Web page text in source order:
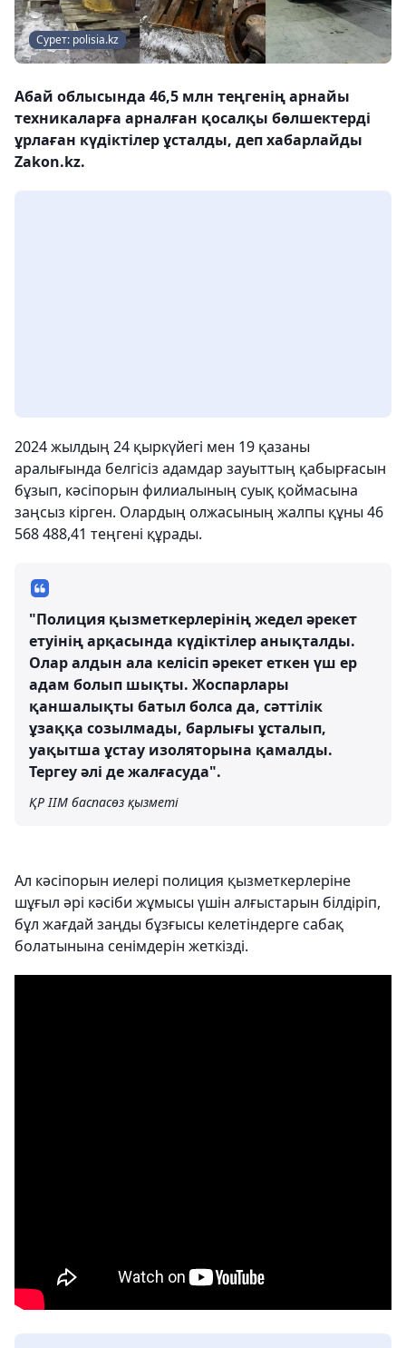
Сурет: polisia.kz
Абай облысында 46,5 млн теңгенің арнайы
техникаларға арналған қосалқы бөлшектерді
ұрлаған күдіктілер ұсталды, деп хабарлайды
Zakon.kz.
2024 жылдың 24 қыркүйегі мен 19 қазаны
аралығында белгісіз адамдар зауыттың қабырғасын
бұзып, кәсіпорын филиалының суық қоймасына
заңсыз кірген. Олардың олжасының жалпы құны 46
568 488,41 теңгені құрады.
"Полиция қызметкерлерінің жедел әрекет
етуінің арқасында күдіктілер анықталды.
Олар алдын ала келісіп әрекет еткен үш ер
адам болып шықты. Жоспарлары
қаншалықты батыл болса да, сәттілік
ұзаққа созылмады, барлығы ұсталып,
уақытша ұстау изоляторына қамалды.
Тергеу әлі де жалғасуда".
ҚР ІІМ баспасөз қызметі
Ал кәсіпорын иелері полиция қызметкерлеріне
шұғыл әрі кәсіби жұмысы үшін алғыстарын білдіріп,
бұл жағдай заңды бұзғысы келетіндерге сабақ
болатынына сенімдерін жеткізді.